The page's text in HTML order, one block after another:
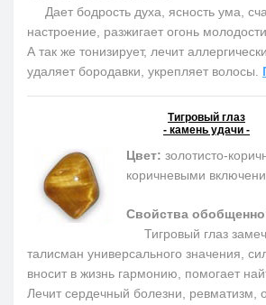
Дает бодрость духа, ясность ума,
настроение, разжигает огонь
А так же тонизирует, лечит
удаляет бородавки, укрепляет волосы.
Тигровый глаз
- камень удачи -
Цвет: золотисто-
коричневыми
Свойства
Тигровый глаз
талисман универсального значения,
вносит в жизнь гармонию, помогает
Лечит сердечный болезни, ревматизм,